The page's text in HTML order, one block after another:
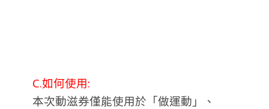
C.如何使用:
本次動滋券僅能使用於「做運動」、